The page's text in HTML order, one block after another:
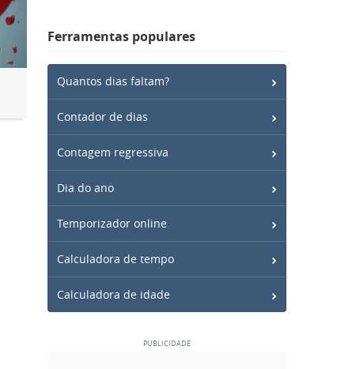
Ferramentas populares
Quantos dias faltam?
Contador de dias
Contagem regressiva
Dia do ano
Temporizador online
Calculadora de tempo
Calculadora de idade